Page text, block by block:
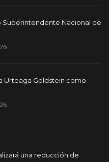
Superintendente Nacional de
Urteaga Goldstein como
una reducción de